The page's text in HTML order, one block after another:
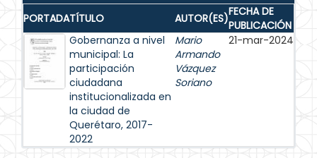
PORTADATÍTULO AUTOR(ES)FECHA DE
PUBLICACIÓN
Gobernanza a nivel
municipal: La
participación
ciudadana
institucionalizada en
la ciudad de
Querétaro, 2017-
2022
Mario
Armando
Vázquez
Soriano
21-mar-2024